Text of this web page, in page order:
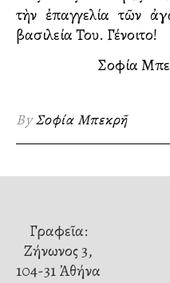
τὴν ἐπαγγελία τῶν
βασιλεία Του. Γένοιτο!
Σοφία
ByΣοφία Μπεκρῆ
Γραφεῖα:
Ζήνωνος 3,
104-31 Ἀθήνα